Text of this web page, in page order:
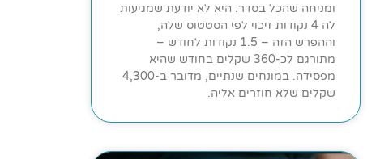
ומניחה שהכל בסדר. היא לא יודעת שמגיעות
לה 4 נקודות זיכוי לפי הסטטוס שלה,
וההפרש הזה – 1.5 נקודות לחודש –
מתורגם לכ-360 שקלים בחודש שהיא
מפסידה. במונחים שנתיים, מדובר ב-4,300
שקלים שלא חוזרים אליה.